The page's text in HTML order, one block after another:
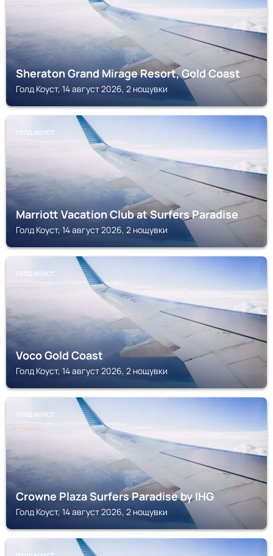
Sheraton Grand Mirage Resort, Gold Coast
Голд Коуст, 14 август 2026, 2 нощувки
ГОЛД КОУСТ
Marriott Vacation Club at Surfers Paradise
Голд Коуст, 14 август 2026, 2 нощувки
ГОЛД КОУСТ
Voco Gold Coast
Голд Коуст, 14 август 2026, 2 нощувки
ГОЛД КОУСТ
Crowne Plaza Surfers Paradise by IHG
Голд Коуст, 14 август 2026, 2 нощувки